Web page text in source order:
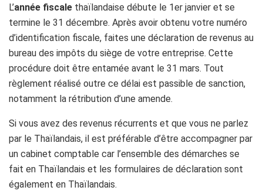
L’année fiscale thaïlandaise débute le 1er janvier et se
termine le 31 décembre. Après avoir obtenu votre numéro
d’identification fiscale, faites une déclaration de revenus au
bureau des impôts du siège de votre entreprise. Cette
procédure doit être entamée avant le 31 mars. Tout
règlement réalisé outre ce délai est passible de sanction,
notamment la rétribution d’une amende.
Si vous avez des revenus récurrents et que vous ne parlez
par le Thaïlandais, il est préférable d’être accompagner par
un cabinet comptable car l’ensemble des démarches se
fait en Thaïlandais et les formulaires de déclaration sont
également en Thaïlandais.